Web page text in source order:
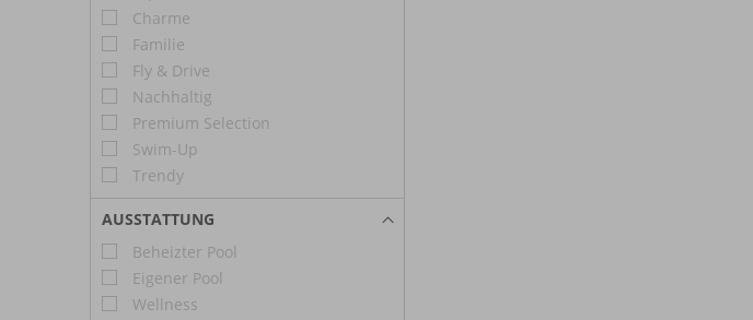
Charme
Familie
Fly & Drive
Nachhaltig
Premium Selection
Swim-Up
Trendy
AUSSTATTUNG
Beheizter Pool
Eigener Pool
Wellness